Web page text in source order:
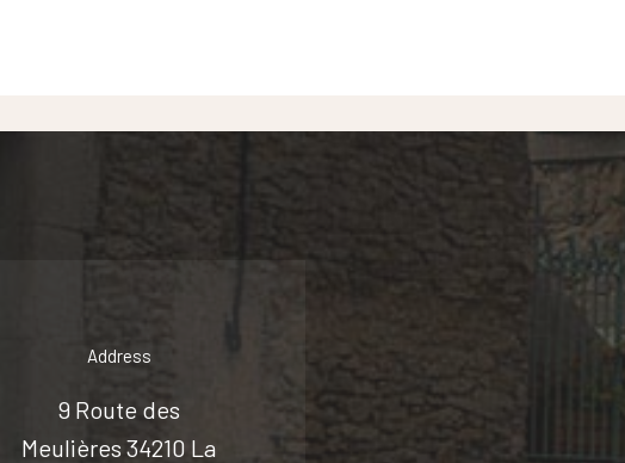
Address
9 Route des
Meulières 34210 La